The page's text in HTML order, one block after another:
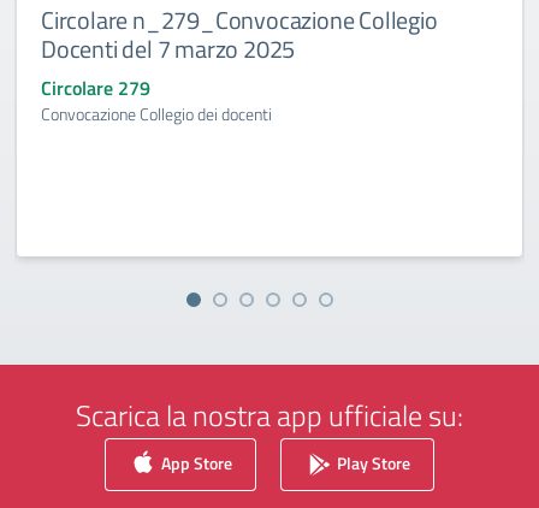
Circolare n_279_Convocazione Collegio
Docenti del 7 marzo 2025
Circolare 279
Convocazione Collegio dei docenti
Scarica la nostra app ufficiale su:
App Store Play Store